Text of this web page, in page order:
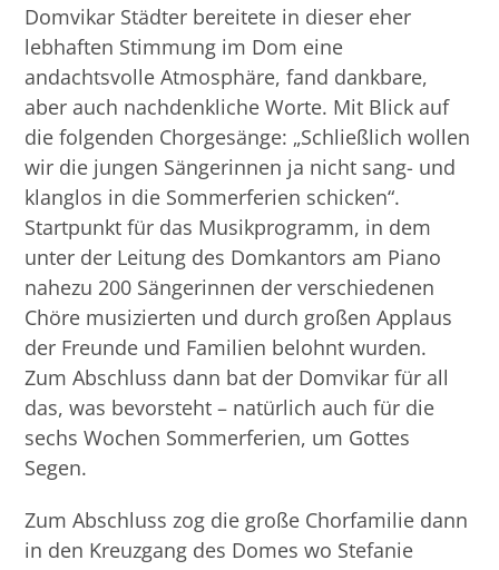
Domvikar Städter bereitete in dieser eher
lebhaften Stimmung im Dom eine
andachtsvolle Atmosphäre, fand dankbare,
aber auch nachdenkliche Worte. Mit Blick auf
die folgenden Chorgesänge: „Schließlich wollen
wir die jungen Sängerinnen ja nicht sang- und
klanglos in die Sommerferien schicken“.
Startpunkt für das Musikprogramm, in dem
unter der Leitung des Domkantors am Piano
nahezu 200 Sängerinnen der verschiedenen
Chöre musizierten und durch großen Applaus
der Freunde und Familien belohnt wurden.
Zum Abschluss dann bat der Domvikar für all
das, was bevorsteht – natürlich auch für die
sechs Wochen Sommerferien, um Gottes
Segen.
Zum Abschluss zog die große Chorfamilie dann
in den Kreuzgang des Domes wo Stefanie